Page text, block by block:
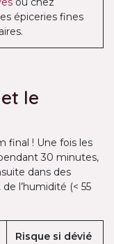
épiceries fines
le
final ! Une fois les
30 minutes,
dans des
l’humidité (< 55
Risque si dévié